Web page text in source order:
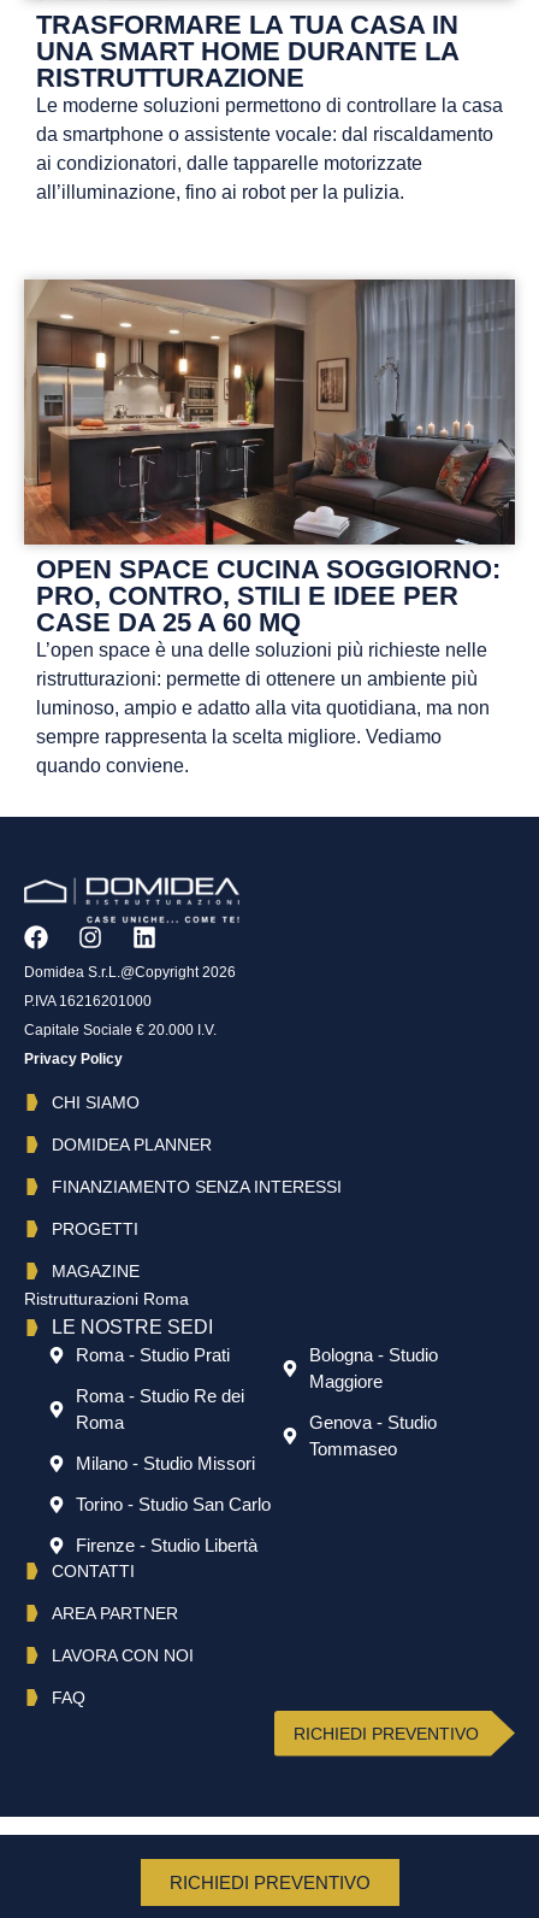
TRASFORMARE LA TUA CASA IN
UNA SMART HOME DURANTE LA
RISTRUTTURAZIONE
Le moderne soluzioni permettono di controllare la casa
da smartphone o assistente vocale: dal riscaldamento
ai condizionatori, dalle tapparelle motorizzate
all’illuminazione, fino ai robot per la pulizia.
OPEN SPACE CUCINA SOGGIORNO:
PRO, CONTRO, STILI E IDEE PER
CASE DA 25 A 60 MQ
L’open space è una delle soluzioni più richieste nelle
ristrutturazioni: permette di ottenere un ambiente più
luminoso, ampio e adatto alla vita quotidiana, ma non
sempre rappresenta la scelta migliore. Vediamo
quando conviene.
Domidea S.r.L.@Copyright 2026
P.IVA 16216201000
Capitale Sociale € 20.000 I.V.
Privacy Policy
CHI SIAMO
DOMIDEA PLANNER
FINANZIAMENTO SENZA INTERESSI
PROGETTI
MAGAZINE
Ristrutturazioni Roma
LE NOSTRE SEDI
Roma - Studio Prati
Roma - Studio Re dei
Roma
Milano - Studio Missori
Torino - Studio San Carlo
Firenze - Studio Libertà
Bologna - Studio
Maggiore
Genova - Studio
Tommaseo
CONTATTI
AREA PARTNER
LAVORA CON NOI
FAQ
RICHIEDI PREVENTIVO
RICHIEDI PREVENTIVO